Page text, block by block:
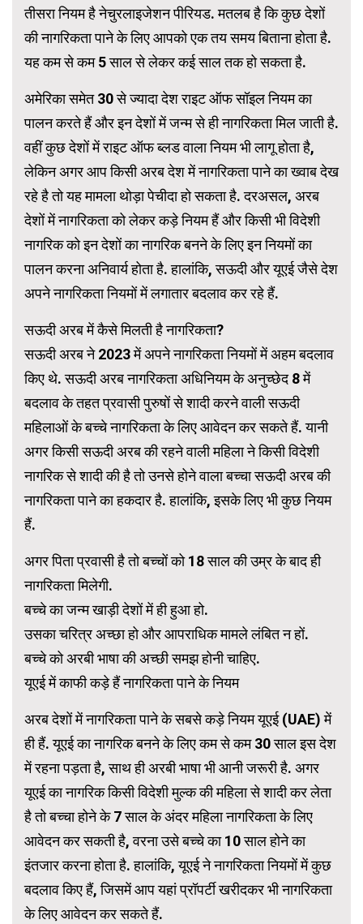
तीसरा नियम है नेचुरलाइजेशन पीरियड. मतलब है कि कुछ देशों
की नागरिकता पाने के लिए आपको एक तय समय बिताना होता है.
यह कम से कम 5 साल से लेकर कई साल तक हो सकता है.
अमेरिका समेत 30 से ज्यादा देश राइट ऑफ सॉइल नियम का
पालन करते हैं और इन देशों में जन्म से ही नागरिकता मिल जाती है.
वहीं कुछ देशों में राइट ऑफ ब्लड वाला नियम भी लागू होता है,
लेकिन अगर आप किसी अरब देश में नागरिकता पाने का ख्वाब देख
रहे है तो यह मामला थोड़ा पेचीदा हो सकता है. दरअसल, अरब
देशों में नागरिकता को लेकर कड़े नियम हैं और किसी भी विदेशी
नागरिक को इन देशों का नागरिक बनने के लिए इन नियमों का
पालन करना अनिवार्य होता है. हालांकि, सऊदी और यूएई जैसे देश
अपने नागरिकता नियमों में लगातार बदलाव कर रहे हैं.
सऊदी अरब में कैसे मिलती है नागरिकता?
सऊदी अरब ने 2023 में अपने नागरिकता नियमों में अहम बदलाव
किए थे. सऊदी अरब नागरिकता अधिनियम के अनुच्छेद 8 में
बदलाव के तहत प्रवासी पुरुषों से शादी करने वाली सऊदी
महिलाओं के बच्चे नागरिकता के लिए आवेदन कर सकते हैं. यानी
अगर किसी सऊदी अरब की रहने वाली महिला ने किसी विदेशी
नागरिक से शादी की है तो उनसे होने वाला बच्चा सऊदी अरब की
नागरिकता पाने का हकदार है. हालांकि, इसके लिए भी कुछ नियम
हैं.
अगर पिता प्रवासी है तो बच्चों को 18 साल की उम्र के बाद ही
नागरिकता मिलेगी.
बच्चे का जन्म खाड़ी देशों में ही हुआ हो.
उसका चरित्र अच्छा हो और आपराधिक मामले लंबित न हों.
बच्चे को अरबी भाषा की अच्छी समझ होनी चाहिए.
यूएई में काफी कड़े हैं नागरिकता पाने के नियम
अरब देशों में नागरिकता पाने के सबसे कड़े नियम यूएई (UAE) में
ही हैं. यूएई का नागरिक बनने के लिए कम से कम 30 साल इस देश
में रहना पड़ता है, साथ ही अरबी भाषा भी आनी जरूरी है. अगर
यूएई का नागरिक किसी विदेशी मुल्क की महिला से शादी कर लेता
है तो बच्चा होने के 7 साल के अंदर महिला नागरिकता के लिए
आवेदन कर सकती है, वरना उसे बच्चे का 10 साल होने का
इंतजार करना होता है. हालांकि, यूएई ने नागरिकता नियमों में कुछ
बदलाव किए हैं, जिसमें आप यहां प्रॉपर्टी खरीदकर भी नागरिकता
के लिए आवेदन कर सकते हैं.